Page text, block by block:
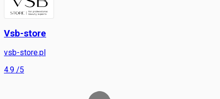
Vsb-store
vsb-store.pl
4.9 /5